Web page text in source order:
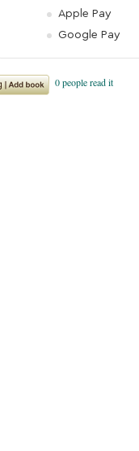
Apple Pay
Google Pay